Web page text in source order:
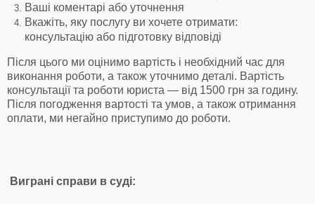
Ваші коментарі або уточнення
Вкажіть, яку послугу ви хочете отримати:
консультацію або підготовку відповіді
Після цього ми оцінимо вартість і необхідний час для
виконання роботи, а також уточнимо деталі. Вартість
консультації та роботи юриста — від 1500 грн за годину.
Після погодження вартості та умов, а також отримання
оплати, ми негайно приступимо до роботи.
Виграні справи в суді: